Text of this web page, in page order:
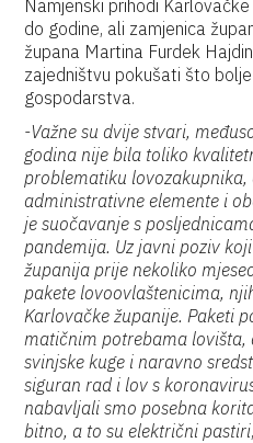
Namjenski prihodi
do godine, ali zamjenica
župana Martina Furdek
zajedništvu pokušati što
gospodarstva.
-Važne su dvije stvari,
godina nije bila toliko
problematiku
administrativne elemente i
je suočavanje s
pandemija. Uz javni poziv
županija prije nekoliko
pakete lovoovlaštenicima,
Karlovačke županije. Paketi
matičnim potrebama
svinjske kuge i naravno
siguran rad i lov s
nabavljali smo posebna
bitno, a to su električni pastiri